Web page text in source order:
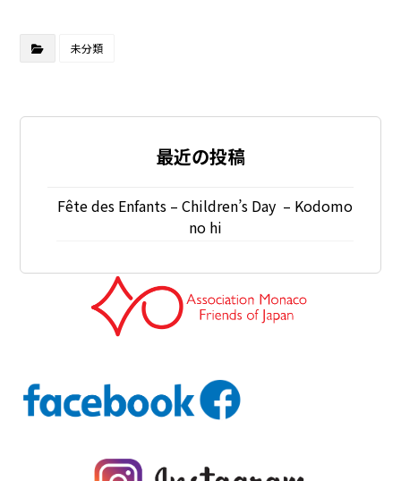
未分類
最近の投稿
Fête des Enfants – Children’s Day – Kodomo
no hi